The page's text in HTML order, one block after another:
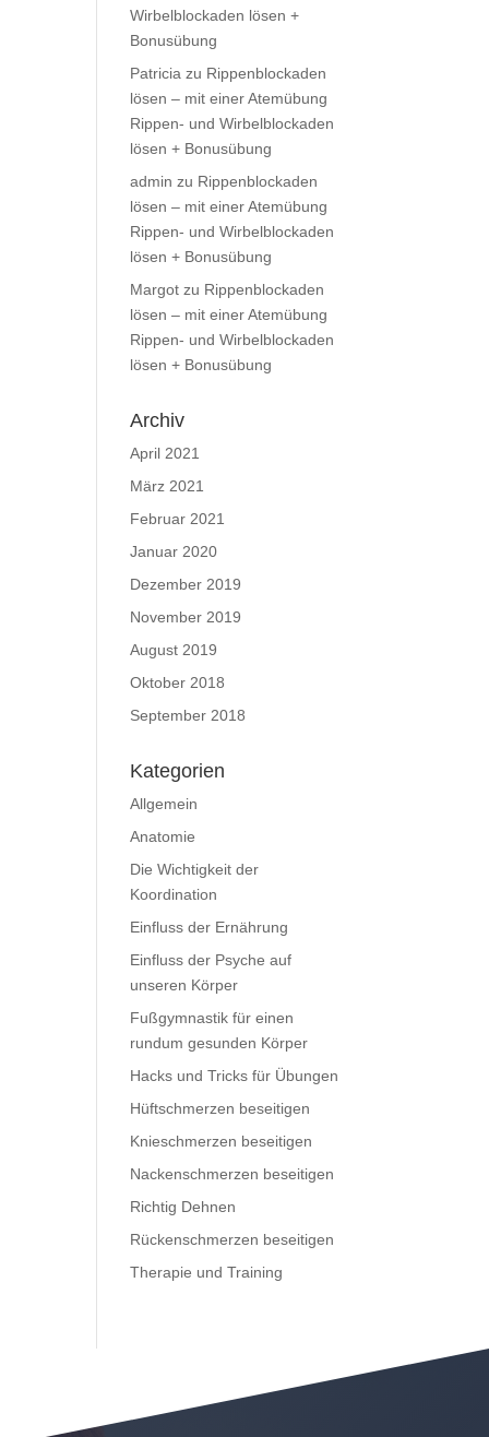
Wirbelblockaden lösen +
Bonusübung
Patricia zu Rippenblockaden
lösen – mit einer Atemübung
Rippen- und Wirbelblockaden
lösen + Bonusübung
admin zu Rippenblockaden
lösen – mit einer Atemübung
Rippen- und Wirbelblockaden
lösen + Bonusübung
Margot zu Rippenblockaden
lösen – mit einer Atemübung
Rippen- und Wirbelblockaden
lösen + Bonusübung
Archiv
April 2021
März 2021
Februar 2021
Januar 2020
Dezember 2019
November 2019
August 2019
Oktober 2018
September 2018
Kategorien
Allgemein
Anatomie
Die Wichtigkeit der
Koordination
Einfluss der Ernährung
Einfluss der Psyche auf
unseren Körper
Fußgymnastik für einen
rundum gesunden Körper
Hacks und Tricks für Übungen
Hüftschmerzen beseitigen
Knieschmerzen beseitigen
Nackenschmerzen beseitigen
Richtig Dehnen
Rückenschmerzen beseitigen
Therapie und Training